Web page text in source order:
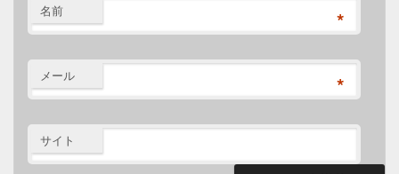
名前 *
メール *
サイト